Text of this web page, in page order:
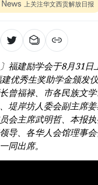
上关注华文西贡解放日报
〕福建励学会于8月31
优秀生奖助学金颁发
曾福禄、市各民族文
堤岸坊人委会副主席
会主席武明哲、本报执
导、各华人会馆理事
同出席。